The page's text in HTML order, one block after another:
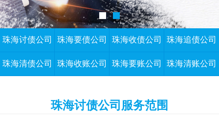
珠海讨债公司 珠海要债公司 珠海收债公司 珠海追债公司
珠海清债公司 珠海收账公司 珠海要账公司 珠海清账公司
珠海讨债公司服务范围